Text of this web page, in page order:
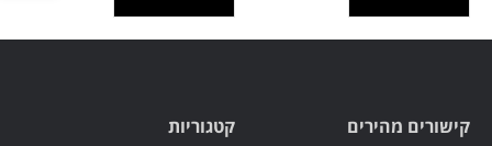
קישורים מהירים קטגוריות